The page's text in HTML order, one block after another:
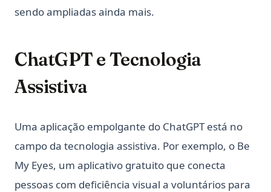
sendo ampliadas ainda mais.
ChatGPT e Tecnologia
Assistiva
Uma aplicação empolgante do ChatGPT está no
campo da tecnologia assistiva. Por exemplo, o Be
My Eyes, um aplicativo gratuito que conecta
pessoas com deficiência visual a voluntários para